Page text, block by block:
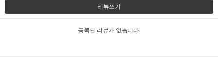
리뷰쓰기
등록된 리뷰가 없습니다.